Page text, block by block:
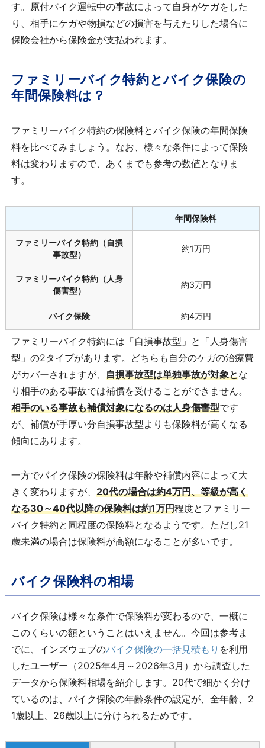
す。原付バイク運転中の事故によって自身がケガをした
り、相手にケガや物損などの損害を与えたりした場合に
保険会社から保険金が支払われます。
ファミリーバイク特約とバイク保険の
年間保険料は？
ファミリーバイク特約の保険料とバイク保険の年間保険
料を比べてみましょう。なお、様々な条件によって保険
料は変わりますので、あくまでも参考の数値となりま
す。
年間保険料
ファミリーバイク特約（自損
事故型）
約1万円
ファミリーバイク特約（人身
傷害型）
約3万円
バイク保険 約4万円
ファミリーバイク特約には「自損事故型」と「人身傷害
型」の2タイプがあります。どちらも自分のケガの治療費
がカバーされますが、 自損事故型は単独事故が対象とな
り相手のある事故では補償を受けることができません。
相手のいる事故も補償対象になるのは人身傷害型です
が、補償が手厚い分自損事故型よりも保険料が高くなる
傾向にあります。
一方でバイク保険の保険料は年齢や補償内容によって大
きく変わりますが、 20代の場合は約4万円、等級が高く
なる30～40代以降の保険料は約1万円程度とファミリー
バイク特約と同程度の保険料となるようです。ただし21
歳未満の場合は保険料が高額になることが多いです。
バイク保険料の相場
バイク保険は様々な条件で保険料が変わるので、一概に
このくらいの額ということはいえません。今回は参考ま
でに、インズウェブのバイク保険の一括見積もり を利用
したユーザー（2025年4月～2026年3月）から調査した
データから保険料相場を紹介します。20代で細かく分け
ているのは、バイク保険の年齢条件の設定が、全年齢、2
1歳以上、26歳以上に分けられるためです。